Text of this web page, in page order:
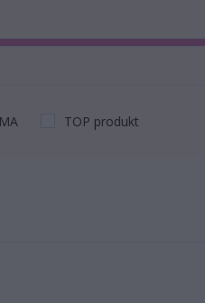
TOP produkt